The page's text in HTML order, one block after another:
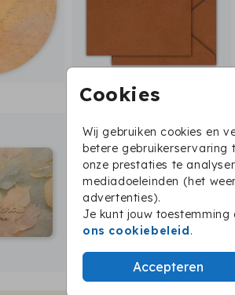
Cookies
Wij gebruiken cookies en
betere gebruikerservaring
onze prestaties te
mediadoeleinden (het
advertenties).
Je kunt jouw toestemming
ons cookiebeleid.
Accepteren